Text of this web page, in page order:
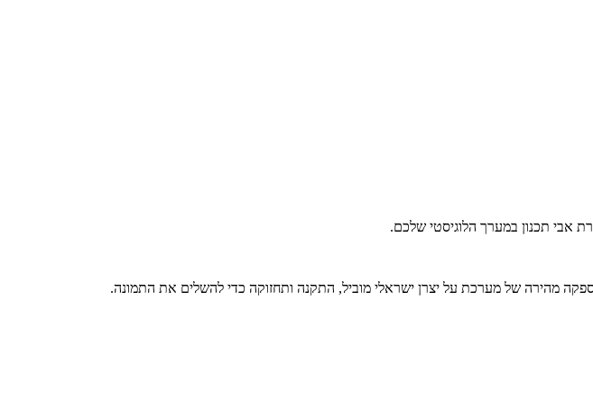
אבי תכנון במערך הלוגיסטי שלכם.
מהירה של מערכת על יצרן ישראלי מוביל, התקנה ותחזוקה כדי להשלים את התמונה.